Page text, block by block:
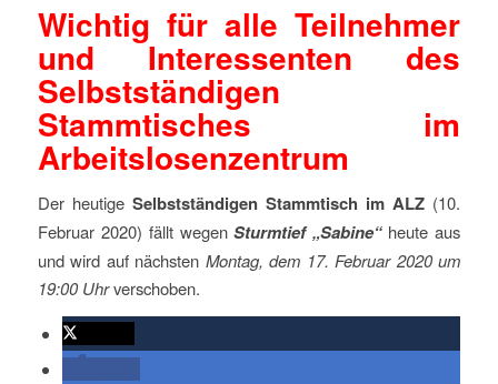
Wichtig für alle Teilnehmer
und Interessenten des
Selbstständigen
Stammtisches im
Arbeitslosenzentrum
Der heutige Selbstständigen Stammtisch im ALZ (10.
Februar 2020) fällt wegenSturmtief „Sabine“heute aus
und wird auf nächsten Montag, dem 17. Februar 2020 um
19:00 Uhrverschoben.